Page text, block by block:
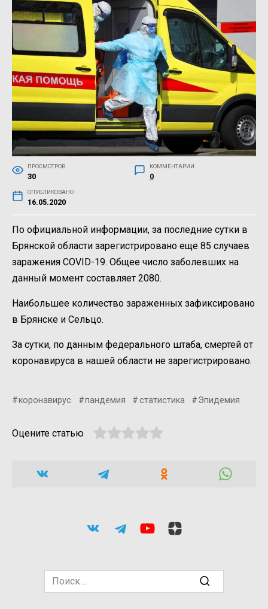
ПРОСМОТРОВ
30
КОММЕНТАРИИ
0
ОПУБЛИКОВАНО
16.05.2020
По официальной информации, за последние сутки в
Брянской области зарегистрировано еще 85 случаев
заражения COVID-19. Общее число заболевших на
данный момент составляет 2080.
Наибольшее количество зараженных зафиксировано
в Брянске и Сельцо.
За сутки, по данным федерального штаба, смертей от
коронавируса в нашей области не зарегистрировано.
коронавирус пандемия статистика Эпидемия
Оцените статью
Search
for: